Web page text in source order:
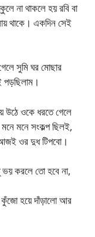
না থাকলে হয় রবি বা
থাকে। একদিন সেই
সুমি ঘর মোছার
উঠে ওকে ধরতে গেলে
মনে সংকল্প ছিলই,
আজই ওর দুধ টিপবো।
ভয় করলে তো হবে না,
হয়ে দাঁড়ালো আর